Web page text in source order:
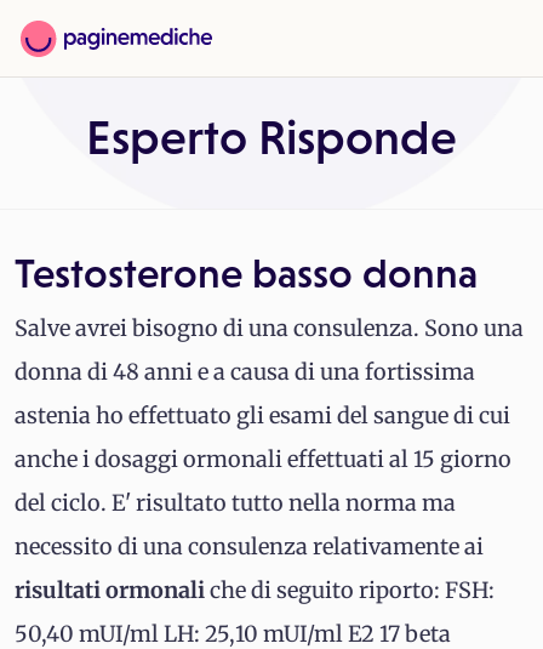
Esperto Risponde
Testosterone basso donna
Salve avrei bisogno di una consulenza. Sono una
donna di 48 anni e a causa di una fortissima
astenia ho effettuato gli esami del sangue di cui
anche i dosaggi ormonali effettuati al 15 giorno
del ciclo. E' risultato tutto nella norma ma
necessito di una consulenza relativamente ai
risultati ormonaliche di seguito riporto: FSH:
50,40 mUI/ml LH: 25,10 mUI/ml E2 17 beta